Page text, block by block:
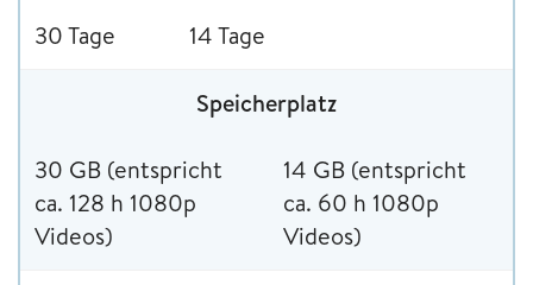
30 Tage 14 Tage
Speicherplatz
30 GB (entspricht
ca. 128 h 1080p
Videos)
14 GB (entspricht
ca. 60 h 1080p
Videos)